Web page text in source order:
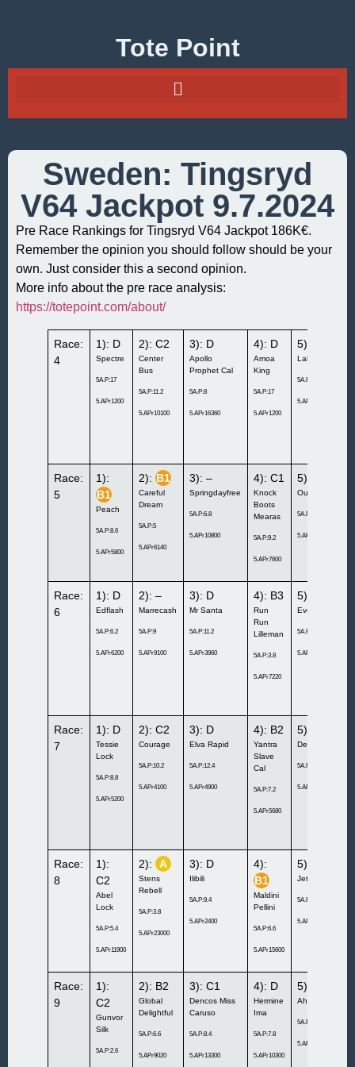
Tote Point
Sweden: Tingsryd
V64 Jackpot 9.7.2024
Pre Race Rankings for Tingsryd V64 Jackpot 186K€.
Remember the opinion you should follow should be your
own. Just consider this a second opinion.
More info about the pre race analysis:
https://totepoint.com/about/
Race:
4
1): D
Spectre
5A.P:17
5.APr1200
2): C2
Center
Bus
5A.P:11.2
5.APr10100
3): D
Apollo
Prophet Cal
5A.P:8
5.APr16360
4): D
Amoa
King
5A.P:17
5.APr1200
5):
Labyad Bros
5A.P:9.4
5.APr7300
Race:
5
1):
B1
Peach
5A.P:8.6
5.APr5800
2):B1
Careful
Dream
5A.P:5
5.APr6140
3): –
Springdayfree
5A.P:6.8
5.APr10800
4): C1
Knock
Boots
Mearas
5A.P:9.2
5.APr7600
5):
Our Pleasure
5A.P:6.8
5.APr5180
Race:
6
1): D
Edflash
5A.P:6.2
5.APr6200
2): –
Marrecash
5A.P:9
5.APr9100
3): D
Mr Santa
5A.P:11.2
5.APr3960
4): B3
Run
Run
Lilleman
5A.P:3.8
5.APr7220
5): D
Everglow
5A.P:4.4
5.APr6500
Race:
7
1): D
Tessie
Lock
5A.P:8.8
5.APr5200
2): C2
Courage
5A.P:10.2
5.APr4100
3): D
Elva Rapid
5A.P:12.4
5.APr4900
4): B2
Yantra
Slave
Cal
5A.P:7.2
5.APr5680
5): C1
Denco’s Rioja
5A.P:6.8
5.APr4300
Race:
8
1):
C2
Abel
Lock
5A.P:5.4
5.APr11900
2): A
Stens
Rebell
5A.P:3.8
5.APr23000
3): D
Ilibili
5A.P:9.4
5.APr2400
4):
B1
Maldini
Pellini
5A.P:6.6
5.APr15600
5): D
Jetluggage
5A.P:9
5.APr6300
Race:
9
1):
C2
Gunvor
Silk
5A.P:2.6
2): B2
Global
Delightful
5A.P:6.6
5.APr9020
3): C1
Dencos Miss
Caruso
5A.P:8.4
5.APr13300
4): D
Hermine
Ima
5A.P:7.8
5.APr10300
5): B2
5A.P:8.2
5.APr7600